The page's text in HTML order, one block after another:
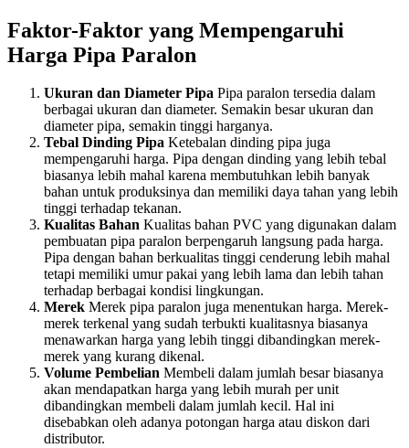
Faktor-Faktor yang Mempengaruhi
Harga Pipa Paralon
Ukuran dan Diameter Pipa Pipa paralon tersedia dalam
berbagai ukuran dan diameter. Semakin besar ukuran dan
diameter pipa, semakin tinggi harganya.
Tebal Dinding Pipa Ketebalan dinding pipa juga
mempengaruhi harga. Pipa dengan dinding yang lebih tebal
biasanya lebih mahal karena membutuhkan lebih banyak
bahan untuk produksinya dan memiliki daya tahan yang lebih
tinggi terhadap tekanan.
Kualitas Bahan Kualitas bahan PVC yang digunakan dalam
pembuatan pipa paralon berpengaruh langsung pada harga.
Pipa dengan bahan berkualitas tinggi cenderung lebih mahal
tetapi memiliki umur pakai yang lebih lama dan lebih tahan
terhadap berbagai kondisi lingkungan.
Merek Merek pipa paralon juga menentukan harga. Merek-
merek terkenal yang sudah terbukti kualitasnya biasanya
menawarkan harga yang lebih tinggi dibandingkan merek-
merek yang kurang dikenal.
Volume Pembelian Membeli dalam jumlah besar biasanya
akan mendapatkan harga yang lebih murah per unit
dibandingkan membeli dalam jumlah kecil. Hal ini
disebabkan oleh adanya potongan harga atau diskon dari
distributor.